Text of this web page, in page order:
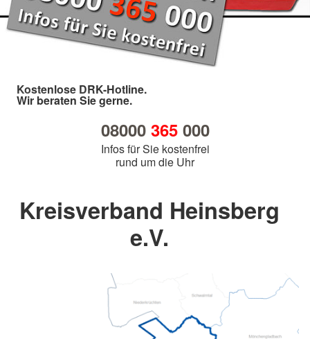
Kostenlose DRK-Hotline.
Wir beraten Sie gerne.
08000 365000
Infos für Sie kostenfrei
rund um die Uhr
Kreisverband Heinsberg
e.V.